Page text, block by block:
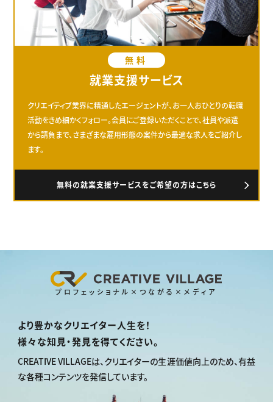
無料
就業支援サービス
クリエイティブ業界に精通したエージェントが、お一人おひとりの転職
活動をきめ細かくフォロー。会員にご登録いただくことで、社員や派遣
から請負まで、さまざまな雇用形態の案件から最適な求人をご紹介し
ます。
無料の就業支援サービスをご希望の方はこちら
プロフェッショナル×つながる×メディア
より豊かなクリエイター人生を！
様々な知見・発見を得てください。
CREATIVE VILLAGEは、クリエイターの生涯価値向上のため、有益
な各種コンテンツを発信しています。